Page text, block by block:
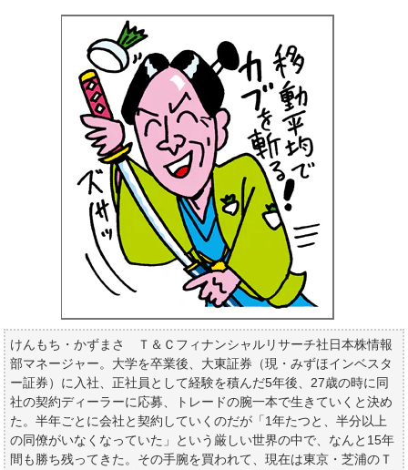
けんもち・かずまさ Ｔ＆Ｃフィナンシャルリサーチ社日本株情報
部マネージャー。大学を卒業後、大東証券（現・みずほインベスタ
ー証券）に入社、正社員として経験を積んだ5年後、27歳の時に同
社の契約ディーラーに応募、トレードの腕一本で生きていくと決め
た。半年ごとに会社と契約していくのだが「1年たつと、半分以上
の同僚がいなくなっていた」という厳しい世界の中で、なんと15年
間も勝ち残ってきた。その手腕を買われて、現在は東京・芝浦のＴ